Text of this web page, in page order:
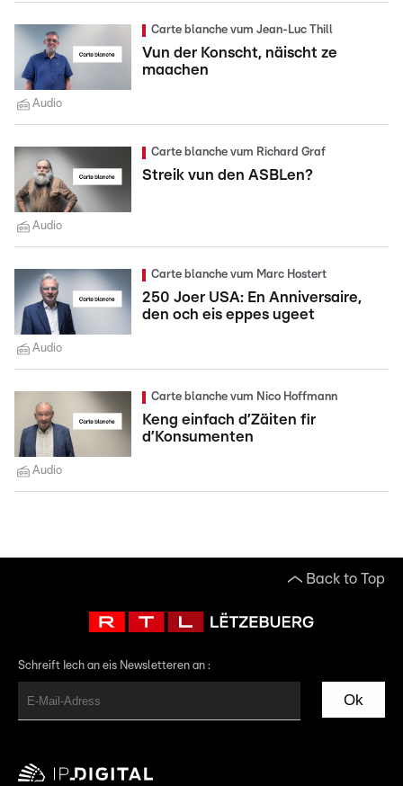
Carte blanche vum Jean-Luc Thill
Vun der Konscht, näischt ze
maachen
Audio
Carte blanche vum Richard Graf
Streik vun den ASBLen?
Audio
Carte blanche vum Marc Hostert
250 Joer USA: En Anniversaire,
den och eis eppes ugeet
Audio
Carte blanche vum Nico Hoffmann
Keng einfach d’Zäiten fir
d’Konsumenten
Audio
Back to Top
Schreift Iech an eis Newsletteren an :
Ok